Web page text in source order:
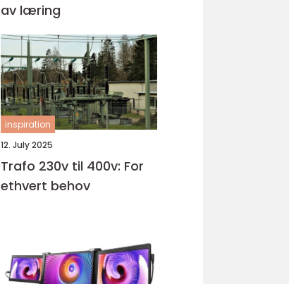
av læring
inspiration
12. July 2025
Trafo 230v til 400v: For
ethvert behov